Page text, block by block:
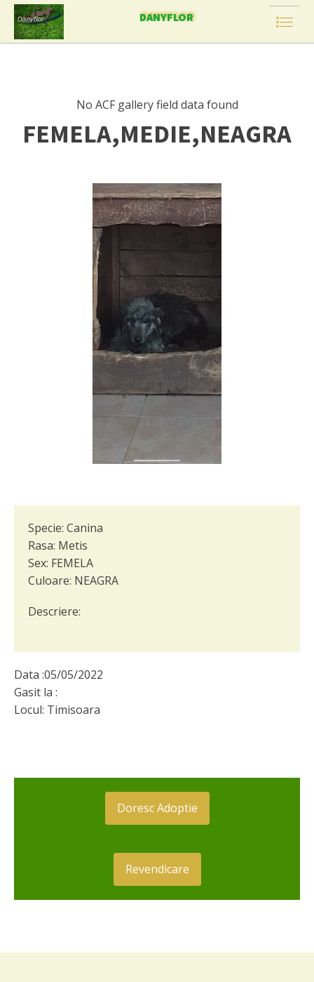
DANYFLOR
No ACF gallery field data found
FEMELA,MEDIE,NEAGRA
Specie: Canina
Rasa: Metis
Sex: FEMELA
Culoare: NEAGRA
Descriere:
Data :05/05/2022
Gasit la :
Locul: Timisoara
Doresc Adoptie
Revendicare